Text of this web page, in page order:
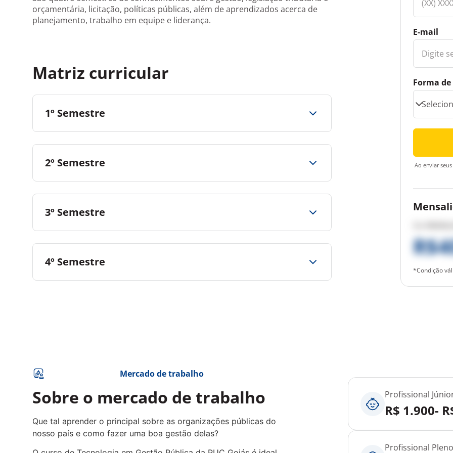
orçamentária, licitação, políticas públicas, além de aprendizados acerca de
planejamento, trabalho em equipe e liderança.
Matriz curricular
1º Semestre
2º Semestre
3º Semestre
4º Semestre
E-mail
Forma
Ao enviar
*Condição
Mercado de trabalho
Sobre o mercado de trabalho
Que tal aprender o principal sobre as organizações públicas do
nosso país e como fazer uma boa gestão delas?
Profissional
R$ 1.900-
Profissional Pleno